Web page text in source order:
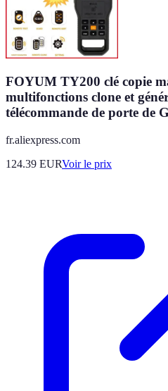
FOYUM TY200 clé copie
multifonctions clone et
télécommande de porte de
fr.aliexpress.com
124.39 EURVoir le prix